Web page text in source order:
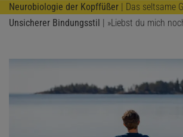
Neurobiologie der Kopffüßer | Das seltsame
Unsicherer Bindungsstil | »Liebst du mich